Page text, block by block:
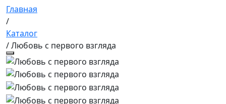
Главная
/
Каталог
/ Любовь с первого взгляда